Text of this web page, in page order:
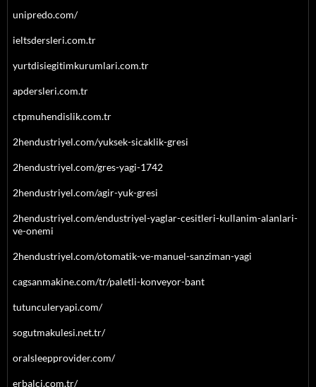
unipredo.com/
ieltsdersleri.com.tr
yurtdisiegitimkurumlari.com.tr
apdersleri.com.tr
ctpmuhendislik.com.tr
2hendustriyel.com/yuksek-sicaklik-gresi
2hendustriyel.com/gres-yagi-1742
2hendustriyel.com/agir-yuk-gresi
2hendustriyel.com/endustriyel-yaglar-cesitleri-kullanim-alanlari-
ve-onemi
2hendustriyel.com/otomatik-ve-manuel-sanziman-yagi
cagsanmakine.com/tr/paletli-konveyor-bant
tutunculeryapi.com/
sogutmakulesi.net.tr/
oralsleepprovider.com/
erbalci.com.tr/